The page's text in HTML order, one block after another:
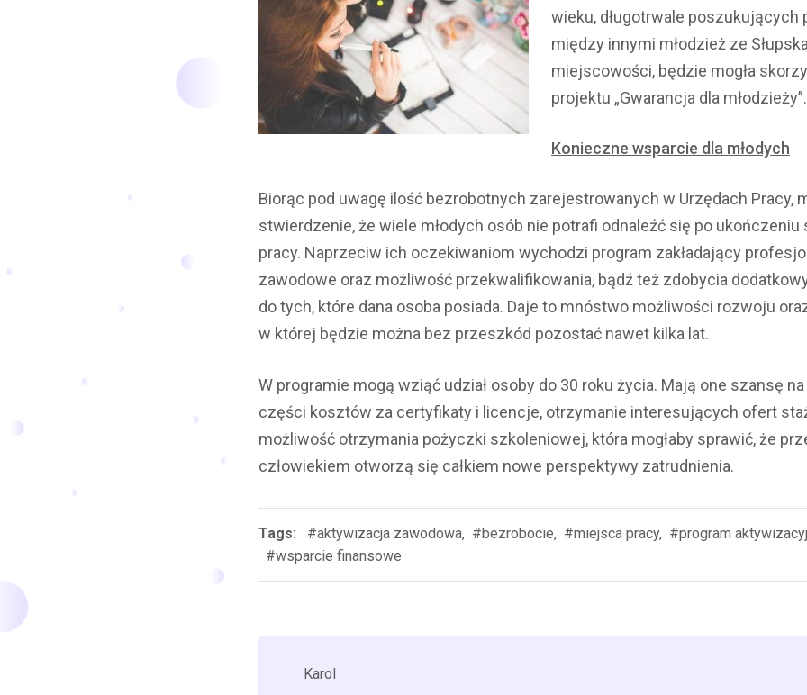
wieku, długotrwale poszukujących
między innymi młodzież ze
miejscowości, będzie mogła
projektu „Gwarancja dla młodzieży”.
Konieczne wsparcie dla młodych
Biorąc pod uwagę ilość bezrobotnych zarejestrowanych w Urzędach Pracy,
stwierdzenie, że wiele młodych osób nie potrafi odnaleźć się po ukończeniu
pracy. Naprzeciw ich oczekiwaniom wychodzi program zakładający
zawodowe oraz możliwość przekwalifikowania, bądź też zdobycia
do tych, które dana osoba posiada. Daje to mnóstwo możliwości rozwoju
w której będzie można bez przeszkód pozostać nawet kilka lat.
W programie mogą wziąć udział osoby do 30 roku życia. Mają one szansę
części kosztów za certyfikaty i licencje, otrzymanie interesujących ofert
możliwość otrzymania pożyczki szkoleniowej, która mogłaby sprawić, że
człowiekiem otworzą się całkiem nowe perspektywy zatrudnienia.
Tags: #aktywizacja zawodowa, #bezrobocie, #miejsca pracy, #program
#wsparcie finansowe
Karol